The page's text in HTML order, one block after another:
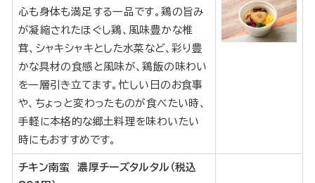
心も身体も満足する一品です。鶏の旨み
が凝縮されたほぐし鶏、風味豊かな椎
茸、シャキシャキとした水菜など、彩り豊
かな具材の食感と風味が、鶏飯の味わい
を一層引き立てます。忙しい日のお食事
や、ちょっと変わったものが食べたい時、
手軽に本格的な郷土料理を味わいたい
時にもおすすめです。
チキン南蛮 濃厚チーズタルタル（税込